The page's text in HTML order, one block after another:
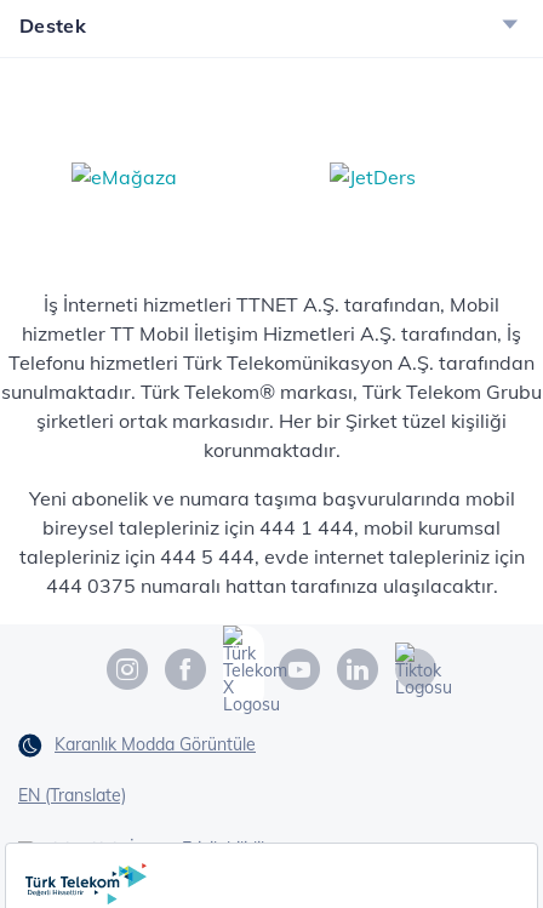
Destek
İş İnterneti hizmetleri TTNET A.Ş. tarafından, Mobil
hizmetler TT Mobil İletişim Hizmetleri A.Ş. tarafından, İş
Telefonu hizmetleri Türk Telekomünikasyon A.Ş. tarafından
sunulmaktadır. Türk Telekom® markası, Türk Telekom Grubu
şirketleri ortak markasıdır. Her bir Şirket tüzel kişiliği
korunmaktadır.
Yeni abonelik ve numara taşıma başvurularında mobil
bireysel talepleriniz için 444 1 444, mobil kurumsal
talepleriniz için 444 5 444, evde internet talepleriniz için
444 0375 numaralı hattan tarafınıza ulaşılacaktır.
Karanlık Modda Görüntüle
EN (Translate)
Erişilebilirlik